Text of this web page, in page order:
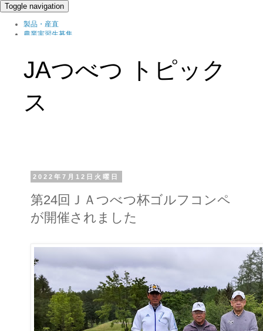
Toggle navigation
製品・産直
農業実習生募集
ブログ
JAつべつ トピック
ス
2022年7月12日火曜日
第24回ＪＡつべつ杯ゴルフコンペ
が開催されました